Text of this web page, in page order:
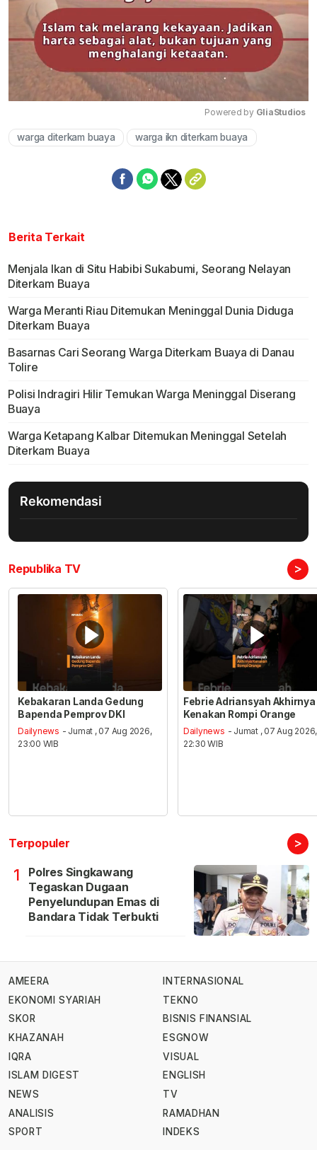
Powered by GliaStudios
warga diterkam buaya warga ikn diterkam buaya
Berita Terkait
Menjala Ikan di Situ Habibi Sukabumi, Seorang Nelayan
Diterkam Buaya
Warga Meranti Riau Ditemukan Meninggal Dunia Diduga
Diterkam Buaya
Basarnas Cari Seorang Warga Diterkam Buaya di Danau
Tolire
Polisi Indragiri Hilir Temukan Warga Meninggal Diserang
Buaya
Warga Ketapang Kalbar Ditemukan Meninggal Setelah
Diterkam Buaya
Rekomendasi
Republika TV >
Kebakaran Landa Gedung
Bapenda Pemprov DKI
Dailynews - Jumat , 07 Aug 2026,
23:00 WIB
Febrie Adriansyah Akhirnya
Kenakan Rompi Orange
Dailynews - Jumat , 07 Aug 2026,
22:30 WIB
Terpopuler >
1
Polres Singkawang
Tegaskan Dugaan
Penyelundupan Emas di
Bandara Tidak Terbukti
AMEERA
EKONOMI SYARIAH
SKOR
KHAZANAH
IQRA
ISLAM DIGEST
NEWS
ANALISIS
SPORT
INTERNASIONAL
TEKNO
BISNIS FINANSIAL
ESGNOW
VISUAL
ENGLISH
TV
RAMADHAN
INDEKS